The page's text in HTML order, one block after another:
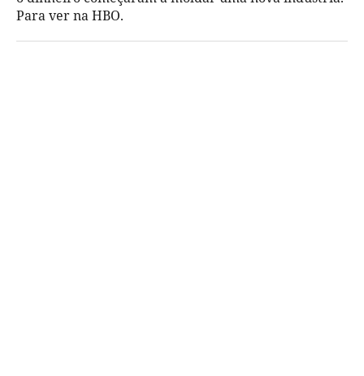
Para ver na HBO.